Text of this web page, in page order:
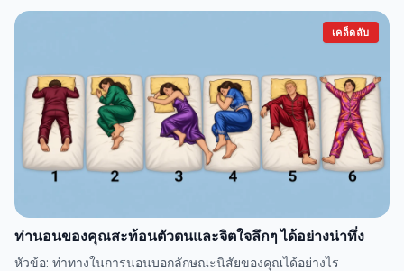
เคล็ดลับ
ท่านอนของคุณสะท้อนตัวตนและจิตใจลึกๆ ได้อย่างน่าทึ่ง
หัวข้อ: ท่าทางในการนอนบอกลักษณะนิสัยของคุณได้อย่างไร